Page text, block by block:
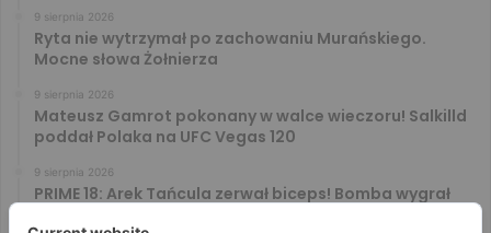
9 sierpnia 2026
Ryta nie wytrzymał po zachowaniu Murańskiego.
Mocne słowa Żołnierza
9 sierpnia 2026
Mateusz Gamrot pokonany w walce wieczoru! Salkilld
poddał Polaka na UFC Vegas 120
9 sierpnia 2026
PRIME 18: Arek Tańcula zerwał biceps! Bomba wygrał